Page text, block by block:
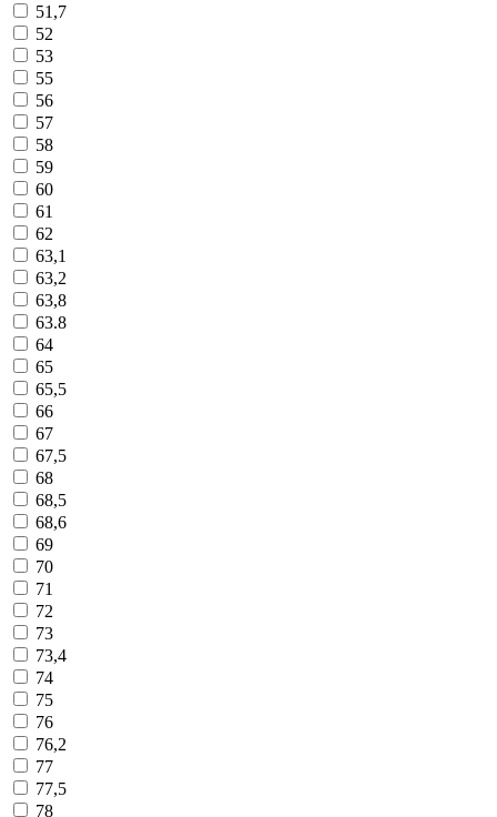
51,7
52
53
55
56
57
58
59
60
61
62
63,1
63,2
63,8
63.8
64
65
65,5
66
67
67,5
68
68,5
68,6
69
70
71
72
73
73,4
74
75
76
76,2
77
77,5
78